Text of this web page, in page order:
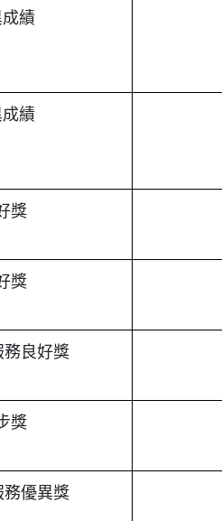
績
績
獎
獎
良好獎
獎
優異獎